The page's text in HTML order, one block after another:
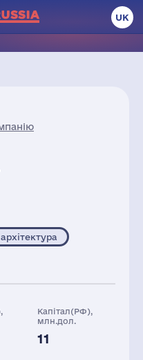
UK
Капітал(РФ),
млн.дол.
11